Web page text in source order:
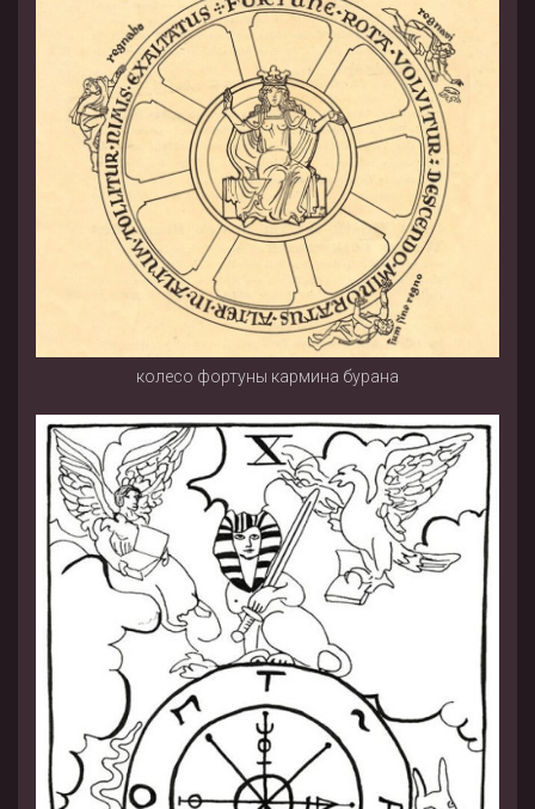
колесо фортуны кармина бурана